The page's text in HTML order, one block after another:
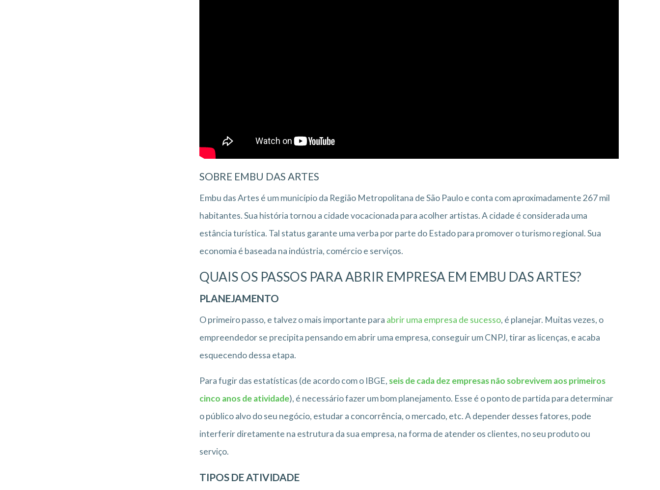
SOBRE EMBU DAS ARTES
Embu das Artes é um município da Região Metropolitana de São Paulo e conta com aproximadamente 267 mil
habitantes. Sua história tornou a cidade vocacionada para acolher artistas. A cidade é considerada uma
estância turística. Tal status garante uma verba por parte do Estado para promover o turismo regional. Sua
economia é baseada na indústria, comércio e serviços.
QUAIS OS PASSOS PARA ABRIR EMPRESA EM EMBU DAS ARTES?
PLANEJAMENTO
O primeiro passo, e talvez o mais importante para abrir uma empresa de sucesso, é planejar. Muitas vezes, o
empreendedor se precipita pensando em abrir uma empresa, conseguir um CNPJ, tirar as licenças, e acaba
esquecendo dessa etapa.
Para fugir das estatísticas (de acordo com o IBGE, seis de cada dez empresas não sobrevivem aos primeiros
cinco anos de atividade), é necessário fazer um bom planejamento. Esse é o ponto de partida para determinar
o público alvo do seu negócio, estudar a concorrência, o mercado, etc. A depender desses fatores, pode
interferir diretamente na estrutura da sua empresa, na forma de atender os clientes, no seu produto ou
serviço.
TIPOS DE ATIVIDADE